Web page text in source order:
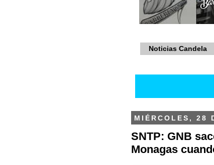
Noticias Candela
MIÉRCOLES, 28
SNTP: GNB
Monagas